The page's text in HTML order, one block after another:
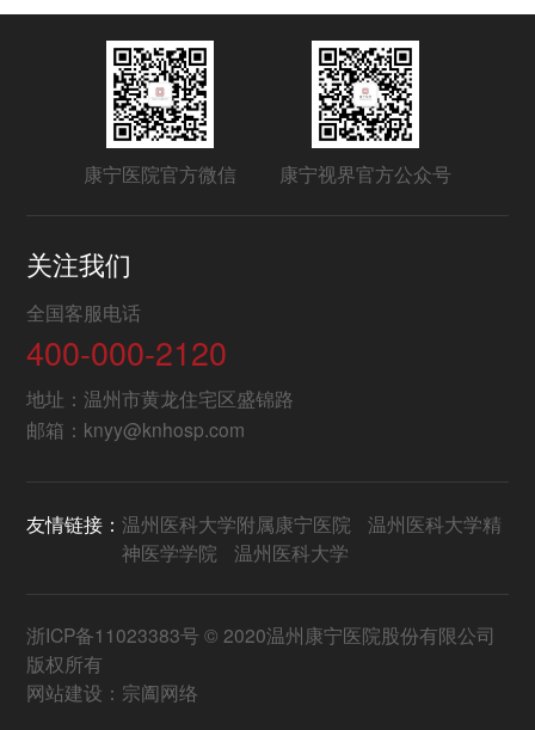
康宁医院官方微信 康宁视界官方公众号
关注我们
全国客服电话
400-000-2120
地址：温州市黄龙住宅区盛锦路
邮箱：knyy@knhosp.com
友情链接：温州医科大学附属康宁医院
温州医科大学精
神医学学院
温州医科大学
浙ICP备11023383号© 2020温州康宁医院股份有限公司
版权所有
网站建设： 宗阖网络